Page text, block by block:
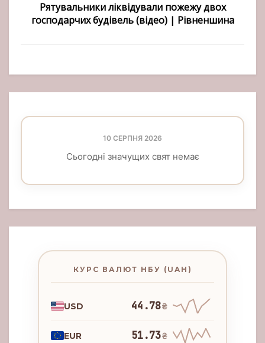
Рятувальники ліквідували пожежу двох
господарчих будівель (відео) | Рівненшина
10 СЕРПНЯ 2026
Сьогодні значущих свят немає
КУРС ВАЛЮТ НБУ (UAH)
USD 44.78₴
EUR 51.73₴